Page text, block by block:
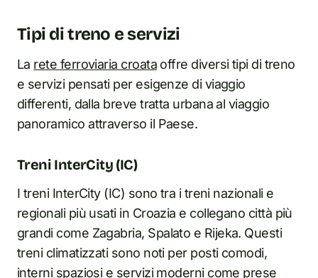
Tipi di treno e servizi
La rete ferroviaria croataoffre diversi tipi di treno
e servizi pensati per esigenze di viaggio
differenti, dalla breve tratta urbana al viaggio
panoramico attraverso il Paese.
Treni InterCity (IC)
I treni InterCity (IC) sono tra i treni nazionali e
regionali più usati in Croazia e collegano città più
grandi come Zagabria, Spalato e Rijeka. Questi
treni climatizzati sono noti per posti comodi,
interni spaziosi e servizi moderni come prese